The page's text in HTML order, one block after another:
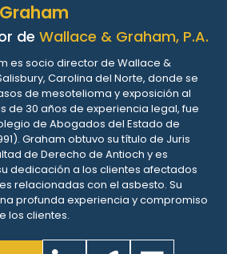
de Wallace & Graham, P.A.
es socio director de Wallace &
Carolina del Norte, donde se
de mesotelioma y exposición al
de 30 años de experiencia legal, fue
de Abogados del Estado de
Graham obtuvo su título de Juris
de Derecho de Antioch y es
dedicación a los clientes afectados
relacionadas con el asbesto. Su
profunda experiencia y compromiso
los clientes.